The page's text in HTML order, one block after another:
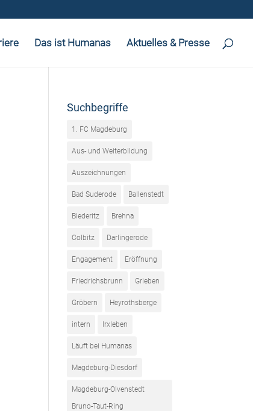
Das ist Humanas Aktuelles & Presse
Suchbegriffe
1. FC Magdeburg
Aus- und Weiterbildung
Auszeichnungen
Bad Suderode Ballenstedt
Biederitz Brehna
Colbitz Darlingerode
Engagement Eröffnung
Friedrichsbrunn Grieben
Gröbern Heyrothsberge
intern Irxleben
Läuft bei Humanas
Magdeburg-Diesdorf
Magdeburg-Olvenstedt
Bruno-Taut-Ring